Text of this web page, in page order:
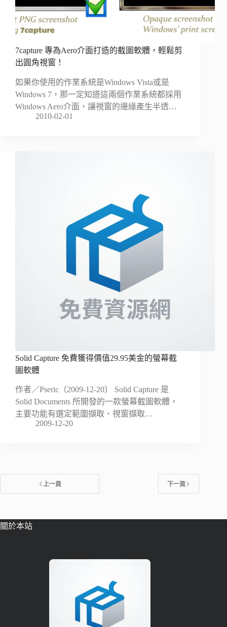
7capture 專為Aero介面打造的截圖軟體，輕鬆剪
出圓角視窗！
如果你使用的作業系統是Windows Vista或是
Windows 7，那一定知道這兩個作業系統都採用
Windows Aero介面，讓視窗的邊緣產生半透…
2010-02-01
Solid Capture 免費獲得價值29.95美金的螢幕截
圖軟體
作者／Pseric（2009-12-20） Solid Capture 是
Solid Documents 所開發的一款螢幕截圖軟體，
主要功能有選定範圍擷取、視窗擷取…
2009-12-20
上一頁 下一頁
關於本站